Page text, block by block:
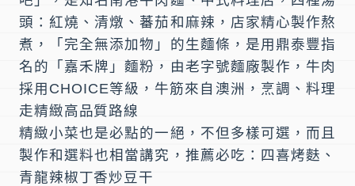
頭：紅燒、清燉、蕃茄和麻辣，店家精心製作熬
煮，「完全無添加物」的生麵條，是用鼎泰豐指
名的「嘉禾牌」麵粉，由老字號麵廠製作，牛肉
採用CHOICE等級，牛筋來自澳洲，烹調、料理
走精緻高品質路線
精緻小菜也是必點的一絕，不但多樣可選，而且
製作和選料也相當講究，推薦必吃：四喜烤麩、
青龍辣椒丁香炒豆干